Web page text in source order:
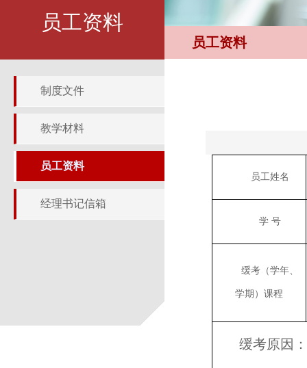
员工资料
员工资料
制度文件
教学材料
员工资料
经理书记信箱
员工姓名
学 号
缓考（学年、
学期）课程
缓考原因